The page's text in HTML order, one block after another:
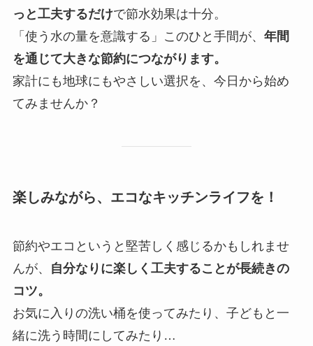
っと工夫するだけで節水効果は十分。
「使う水の量を意識する」このひと手間が、 年間
を通じて大きな節約につながります。
家計にも地球にもやさしい選択を、今日から始め
てみませんか？
楽しみながら、エコなキッチンライフを！
節約やエコというと堅苦しく感じるかもしれませ
んが、
自分なりに楽しく工夫することが長続きの
コツ。
お気に入りの洗い桶を使ってみたり、子どもと一
緒に洗う時間にしてみたり…